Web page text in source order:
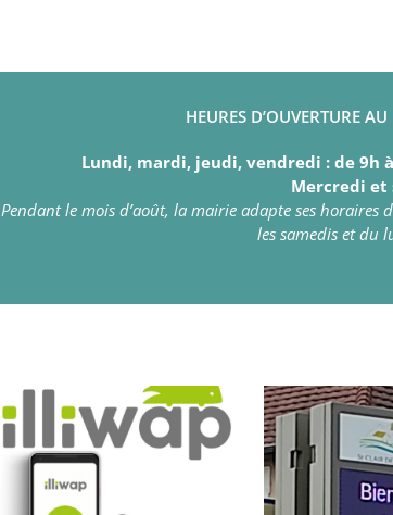
HEURES D’OUVERTURE
Lundi, mardi, jeudi, vendredi : de 9h
Mercredi et
Pendant le mois d’août, la mairie adapte ses horaires
les samedis et du